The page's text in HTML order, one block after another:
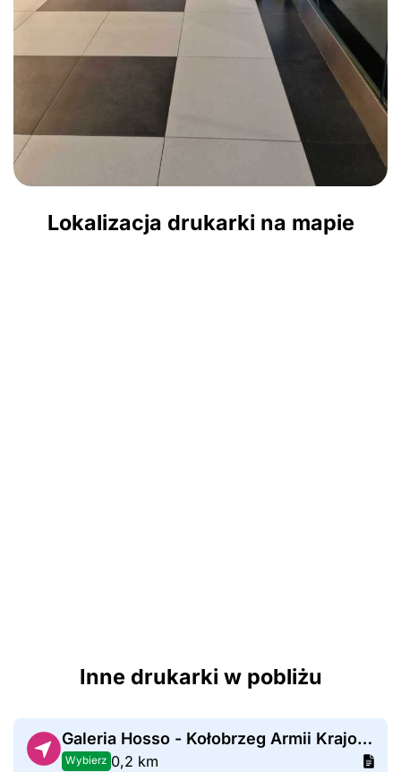
Lokalizacja drukarki na mapie
Inne drukarki w pobliżu
Galeria Hosso - Kołobrzeg Armii Krajowej
Wybierz 0,2 km